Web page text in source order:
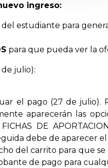
ingreso:
estudiante para
para que pueda ver la
julio):
el pago (27 de
aparecerán las
DE
debe de aparecer
del carrito para que
de pago para